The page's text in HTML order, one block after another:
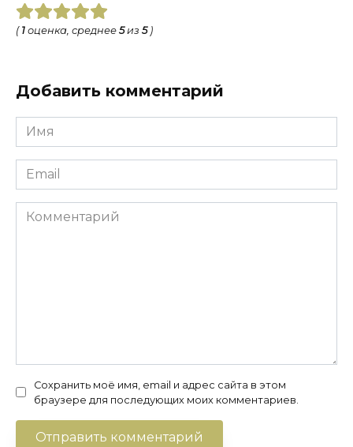
( 1 оценка, среднее 5из 5)
Добавить комментарий
Имя
*
Email
*
Комментарий
Сохранить моё имя, email и адрес сайта в этом
браузере для последующих моих комментариев.